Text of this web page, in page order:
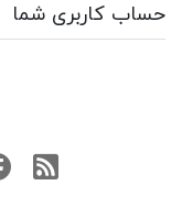
حساب کاربری شما
RSS